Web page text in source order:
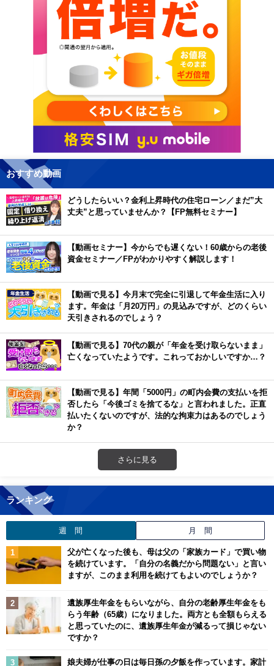
おすすめ動画
どうしたらいい？金利上昇時代の住宅ローン／まだ”大
丈夫”と思っていませんか？【FP無料セミナー】
【動画セミナー】今からでも遅くない！60歳からの老後
資金セミナー／FPがわかりやすく解説します！
【動画で見る】今月末で完全に引退して年金生活に入り
ます。年金は「月20万円」の見込みですが、どのくらい
天引きされるのでしょう？
【動画で見る】70代の親が「年金を受け取らないまま」
亡くなっていたようです。これっておかしいですか…？
【動画で見る】年間「5000円」の町内会費の支払いを拒
否したら「今後ゴミを捨てるな」と言われました。正直
払いたくないのですが、法的な拘束力はあるのでしょう
か？
さらに見る
ランキング
週 間 月 間
父が亡くなった後も、母は父の「家族カード」で買い物
を続けています。「自分の名義だから問題ない」と言い
ますが、このまま利用を続けてもよいのでしょうか？
遺族厚生年金をもらいながら、自分の老齢厚生年金をも
らう年齢（65歳）になりました。両方とも全額もらえる
と思っていたのに、遺族厚生年金が減るって損じゃない
ですか？
娘夫婦が仕事の日は毎日孫の夕飯を作っています。家計